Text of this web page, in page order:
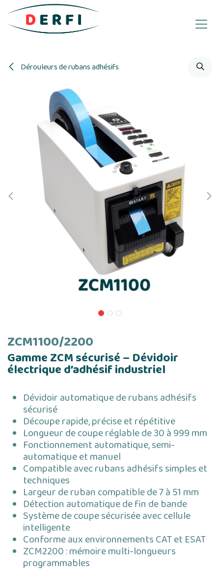
Se rendre au contenu
Dérouleurs de rubans adhésifs
ZCM1100/2200
Gamme ZCM sécurisé – Dévidoir
électrique d’adhésif industriel
Dévidoir automatique de rubans adhésifs
sécurisé
Découpe rapide, précise et répétitive
Longueur de coupe réglable de 30 à 999 mm
Fonctionnement automatique, semi-
automatique et manuel
Compatible avec rubans adhésifs simples et
techniques
Largeur de ruban compatible de 7 à 51 mm
Détection automatique de fin de bande
Système de coupe sécurisée avec cellule
intelligente
Conforme aux environnements CAT et ESAT
ZCM2200 : mémoire multi-longueurs
programmables